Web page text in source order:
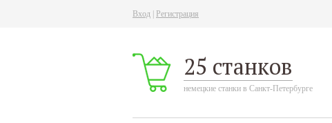
Вход Регистрация
25 станков
немецкие станки в Санкт-Петербурге